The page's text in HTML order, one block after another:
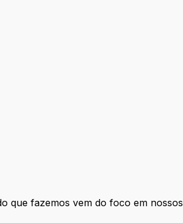
que fazemos vem do foco em nossos